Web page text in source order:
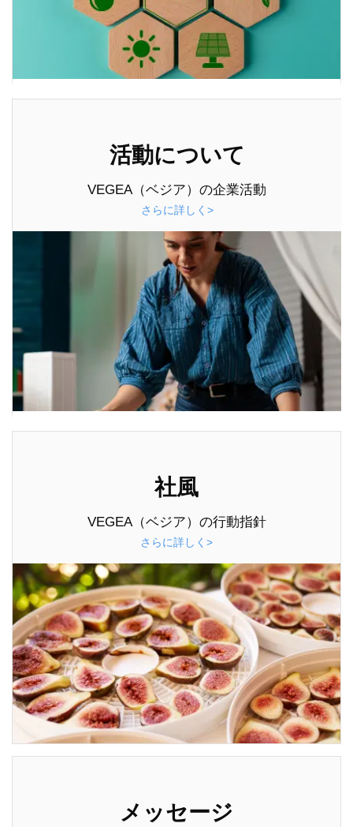
活動について
VEGEA（ベジア）の企業活動
さらに詳しく>
社風
VEGEA（ベジア）の行動指針
さらに詳しく>
メッセージ